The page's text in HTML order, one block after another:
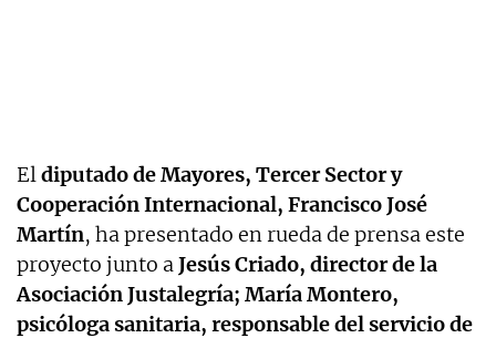
Eldiputado de Mayores, Tercer Sector y
Cooperación Internacional, Francisco José
Martín, ha presentado en rueda de prensa este
proyecto junto aJesús Criado, director de la
Asociación Justalegría; María Montero,
psicóloga sanitaria, responsable del servicio de